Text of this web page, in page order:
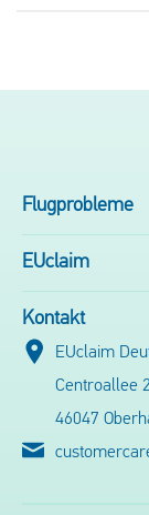
Flugprobleme
EUclaim
Kontakt
EUclaim
Centroallee
46047